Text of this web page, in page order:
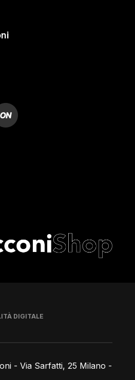
- Via Sarfatti, 25 Milano -
DIGITALE